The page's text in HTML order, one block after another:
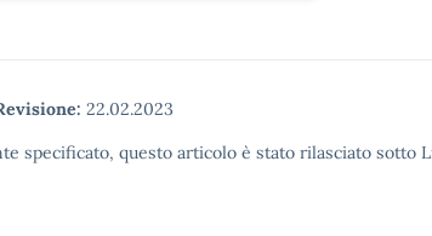
22.02.2023
specificato, questo articolo è stato rilasciato sotto